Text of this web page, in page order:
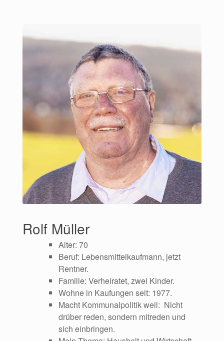
Rolf Müller
Alter: 70
Beruf: Lebensmittelkaufmann, jetzt
Rentner.
Familie: Verheiratet, zwei Kinder.
Wohne in Kaufungen seit: 1977.
Macht Kommunalpolitik weil: Nicht
drüber reden, sondern mitreden und
sich einbringen.